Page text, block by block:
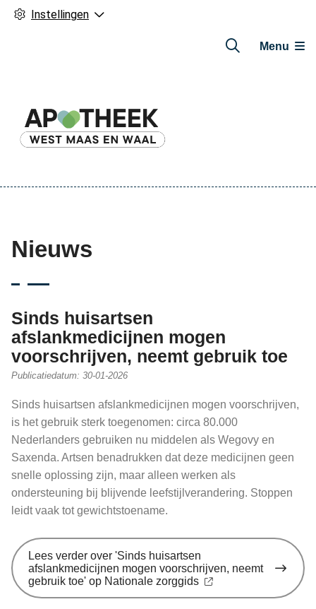
Instellingen
Menu
Nieuws
Sinds huisartsen
afslankmedicijnen mogen
voorschrijven, neemt gebruik toe
Publicatiedatum: 30-01-2026
Sinds huisartsen afslankmedicijnen mogen voorschrijven,
is het gebruik sterk toegenomen: circa 80.000
Nederlanders gebruiken nu middelen als Wegovy en
Saxenda. Artsen benadrukken dat deze medicijnen geen
snelle oplossing zijn, maar alleen werken als
ondersteuning bij blijvende leefstijlverandering. Stoppen
leidt vaak tot gewichtstoename.
Lees verderover 'Sinds huisartsen
afslankmedicijnen mogen voorschrijven, neemt
gebruik toe' op Nationale zorggids